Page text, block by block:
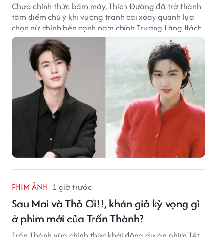
Chưa chính thức bấm máy, Thích Đường đã trở thành
tâm điểm chú ý khi vướng tranh cãi xoay quanh lựa
chọn nữ chính bên cạnh nam chính Trương Lăng Hách.
PHIM ẢNH 1 giờ trước
Sau Mai và Thỏ Ơi!!, khán giả kỳ vọng gì
ở phim mới của Trấn Thành?